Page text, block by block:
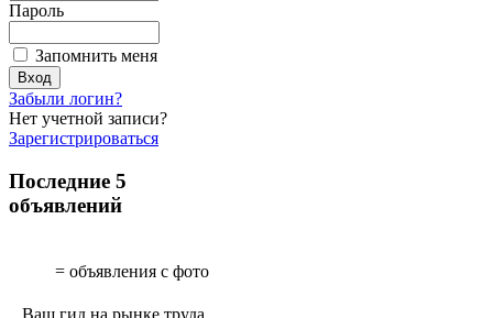
Пароль
Запомнить меня
Забыли логин?
Нет учетной записи?
Зарегистрироваться
Последние 5
объявлений
= объявления с фото
Ваш гид на рынке труда